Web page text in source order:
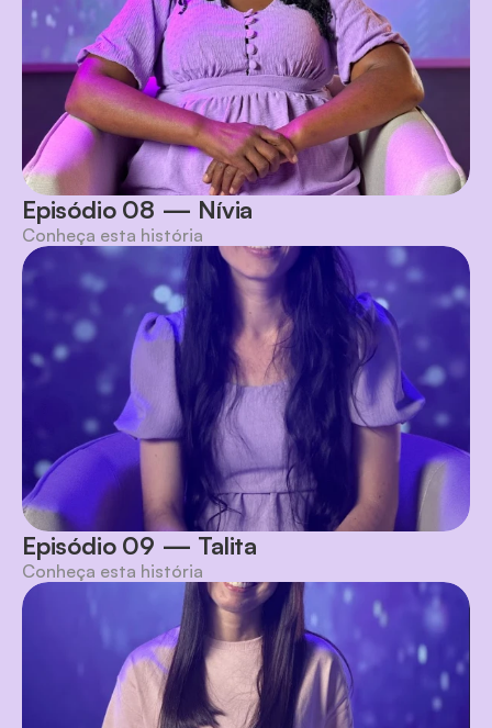
Episódio 08 — Nívia
Conheça esta história
Episódio 09 — Talita
Conheça esta história